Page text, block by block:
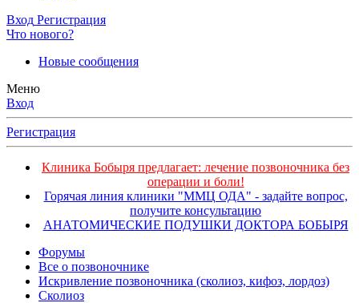
Вход Регистрация
Что нового?
Новые сообщения
Меню
Вход
Регистрация
Клиника Бобыря предлагает: лечение позвоночника без
операции и боли!
Горячая линия клиники "ММЦ ОДА" - задайте вопрос,
получите консультацию
АНАТОМИЧЕСКИЕ ПОДУШКИ ДОКТОРА БОБЫРЯ
Форумы
Все о позвоночнике
Искривление позвоночника (сколиоз, кифоз, лордоз)
Сколиоз